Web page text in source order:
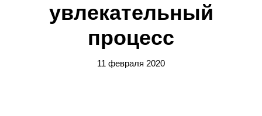
увлекательный
процесс
11 февраля 2020